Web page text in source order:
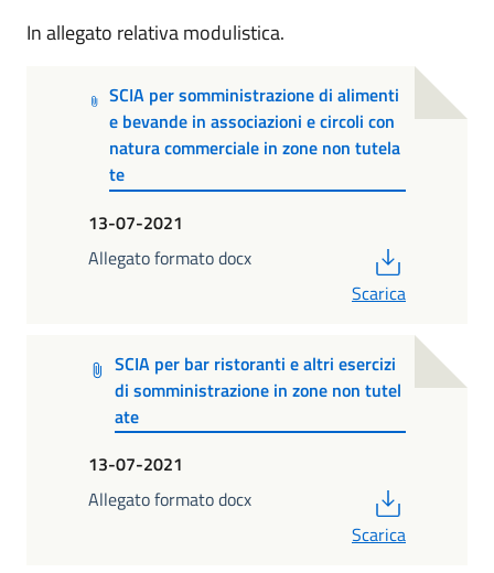
In allegato relativa modulistica.
SCIA per somministrazione di alimenti
e bevande in associazioni e circoli con
natura commerciale in zone non tutela
te
13-07-2021
Allegato formato docx
Scarica
SCIA per bar ristoranti e altri esercizi
di somministrazione in zone non tutel
ate
13-07-2021
Allegato formato docx
Scarica